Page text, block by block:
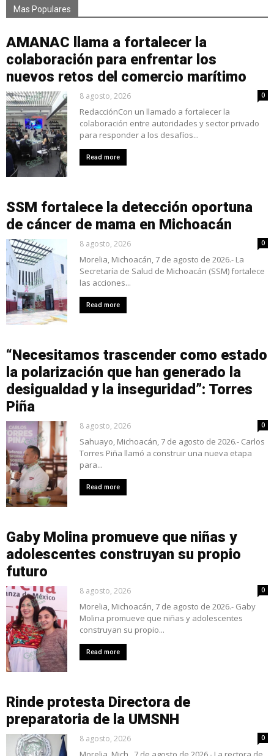
Mas Populares
AMANAC llama a fortalecer la
colaboración para enfrentar los
nuevos retos del comercio marítimo
8 agosto, 2026 0
RedacciónCon un llamado a fortalecer la
colaboración entre autoridades y sector privado
para responder a los desafíos...
Read more
SSM fortalece la detección oportuna
de cáncer de mama en Michoacán
8 agosto, 2026 0
Morelia, Michoacán, 7 de agosto de 2026.- La
Secretaría de Salud de Michoacán (SSM) fortalece
las acciones...
Read more
“Necesitamos trascender como estado
la polarización que han generado la
desigualdad y la inseguridad”: Torres
Piña
8 agosto, 2026 0
Sahuayo, Michoacán, 7 de agosto de 2026.- Carlos
Torres Piña llamó a construir una nueva etapa
para...
Read more
Gaby Molina promueve que niñas y
adolescentes construyan su propio
futuro
8 agosto, 2026 0
Morelia, Michoacán, 7 de agosto de 2026.- Gaby
Molina promueve que niñas y adolescentes
construyan su propio...
Read more
Rinde protesta Directora de
preparatoria de la UMSNH
8 agosto, 2026 0